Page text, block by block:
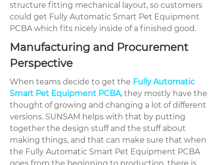
structure fitting mechanical layout, so customers
could get Fully Automatic Smart Pet Equipment
PCBA which fits nicely inside of a finished good.
Manufacturing and Procurement
Perspective
When teams decide to get the Fully Automatic
Smart Pet Equipment PCBA, they mostly have the
thought of growing and changing a lot of different
versions. SUNSAM helps with that by putting
together the design stuff and the stuff about
making things, and that can make sure that when
the Fully Automatic Smart Pet Equipment PCBA